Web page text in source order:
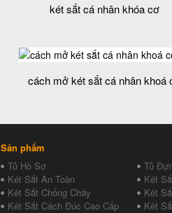
két sắt cá nhân khóa cơ
cách mở két sắt cá nhân khoá
Sản phẩm
Tủ Hồ Sơ
Tủ
Két Sắt An Toàn
Két
Két Sắt Chống Cháy
Két
Két Sắt Cách Đúc Cao Cấp
Két